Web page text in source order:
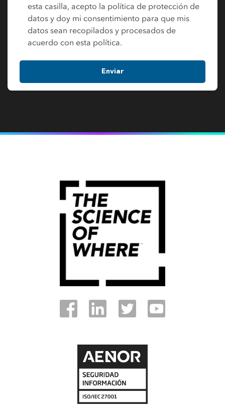
esta casilla, acepto la política de protección de
datos y doy mi consentimiento para que mis
datos sean recopilados y procesados de
acuerdo con esta política.